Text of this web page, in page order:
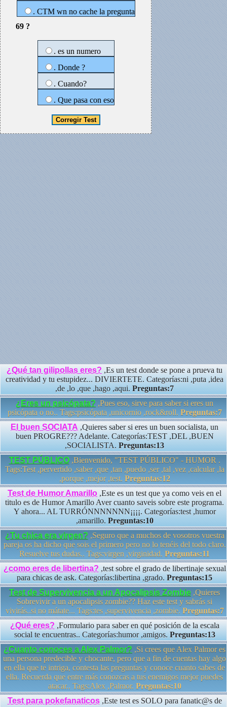
. CTM wn no cache la pregunta
69 ?
. es un numero
. Donde ?
. Cuando?
. Que pasa con eso
¿Qué tan gilipollas eres? ,Es un test donde se pone a prueva tu
creatividad y tu estupidez... DIVIERTETE. Categorías:ni ,puta ,idea
,de ,lo ,que ,hago ,aqui. Preguntas:7
¿Eres un psicópata? ,Pues eso, sirve para saber si eres un
psicópata o no.. Tags:psicópata ,unicornio ,rock&roll. Preguntas:7
El buen SOCIATA ,Quieres saber si eres un buen socialista, un
buen PROGRE??? Adelante. Categorías:TEST ,DEL ,BUEN
,SOCIALISTA. Preguntas:13
TEST PÚBLICO,Bienvenido, "TEST PÚBLICO" - HUMOR .
Tags:Test ,pervertido ,saber ,que ,tan ,puedo ,ser ,tal ,vez ,calcular ,la
,porque ,mejor ,test. Preguntas:12
Test de Humor Amarillo ,Este es un test que ya como veis en el
titulo es de Humor Amarillo Aver cuanto saveis sobre este programa.
Y ahora... AL TURRÓNNNNNNN¡¡¡¡. Categorías:test ,humor
,amarillo. Preguntas:10
¿Tu chica era virgen? ,Seguro que a muchos de vosotros vuestra
pareja os ha dicho que sois el primero pero no lo tenéis del todo claro.
Resuelve tus dudas.. Tags:virgen ,virginidad. Preguntas:11
¿como eres de libertina? ,test sobre el grado de libertinaje sexual
para chicas de ask. Categorías:libertina ,grado. Preguntas:15
Test de Supervivencia a un Apocalipsis Zombie ,Quieres
Sobrevivir a un apocalipsis zombie?? Haz este test y sabrás si
vivirás..si no mátate... Tags:tes ,supervivencia ,zombie. Preguntas:7
¿Qué eres? ,Formulario para saber en qué posición de la escala
social te encuentras.. Categorías:humor ,amigos. Preguntas:13
¿Cuanto conoces a Alex Palmor? ,Si crees que Alex Palmor es
una persona predecible y chocante, pero que a fin de cuentas hay algo
en ella que te intriga, contesta las preguntas y conoce cuanto sabes de
ella. Recuerda que entre más conozcas a tus enemigos mejor puedes
atacar.. Tags:Alex ,Palmor. Preguntas:10
Test para pokefanaticos,Este test es SOLO para fanatic@s de